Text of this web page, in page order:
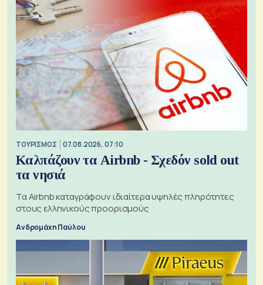
ΤΟΥΡΙΣΜΟΣ 07.08.2026, 07:10
Καλπάζουν τα Airbnb - Σχεδόν sold out
τα νησιά
Τα Airbnb καταγράφουν ιδιαίτερα υψηλές πληρότητες
στους ελληνικούς προορισμούς
Ανδρομάχη Παύλου